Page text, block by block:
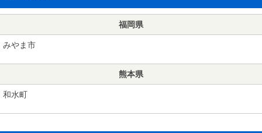
福岡県
みやま市
熊本県
和水町